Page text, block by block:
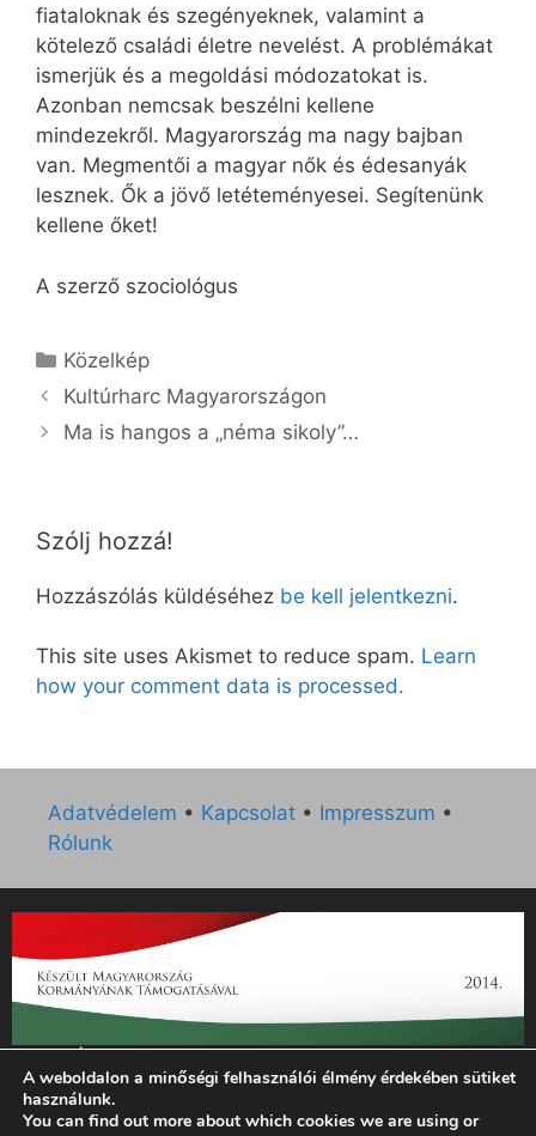
fiataloknak és szegényeknek, valamint a
kötelező családi életre nevelést. A problémákat
ismerjük és a megoldási módozatokat is.
Azonban nemcsak beszélni kellene
mindezekről. Magyarország ma nagy bajban
van. Megmentői a magyar nők és édesanyák
lesznek. Ők a jövő letéteményesei. Segítenünk
kellene őket!
A szerző szociológus
Kategória
Közelkép
Kultúrharc Magyarországon
Ma is hangos a „néma sikoly”…
Szólj hozzá!
Hozzászólás küldéséhez be kell jelentkezni.
This site uses Akismet to reduce spam. Learn
how your comment data is processed.
Adatvédelem • Kapcsolat • Impresszum •
Rólunk
„Az Új Ember katolikus hetilap 2014. évi működésének
támogatását az EGYH-KCP-14-P-0121 sz. támogatási
szerződés keretében 3 000 000 Ft összegben támogatta az
A weboldalon a minőségi felhasználói élmény érdekében sütiket
használunk.
You can find out more about which cookies we are using or